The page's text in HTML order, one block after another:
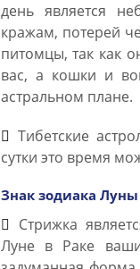
день является
кражам, потерей
питомцы, так как
вас, а кошки и
астральном плане.
Тибетские
сутки это время
Знак зодиака Луны
Стрижка
Луне в Раке